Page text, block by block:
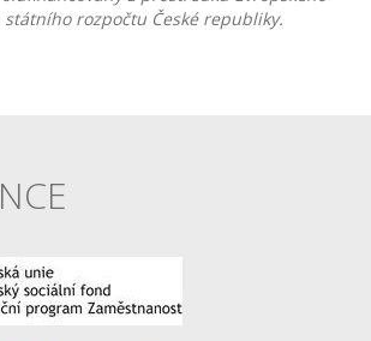
rozpočtu České republiky.